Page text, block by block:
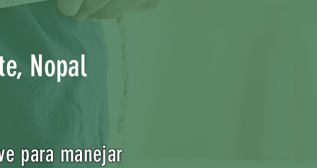
Nopal
para manejar